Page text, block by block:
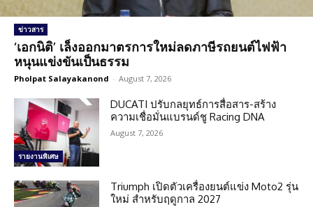
ข่าวสาร
‘เอกนิติ’ เล็งออกมาตรการใหม่ลดภาษีรถยนต์ไฟฟ้า
หนุนแข่งขันเป็นธรรม
Pholpat Salayakanond - August 7, 2026
รายงานพิเศษ
DUCATI ปรับกลยุทธ์การสื่อสาร-สร้าง
ความเชื่อมั่นแบรนด์ชู Racing DNA
August 7, 2026
Triumph เปิดตัวเครื่องยนต์แข่ง Moto2 รุ่น
ใหม่ สำหรับฤดูกาล 2027